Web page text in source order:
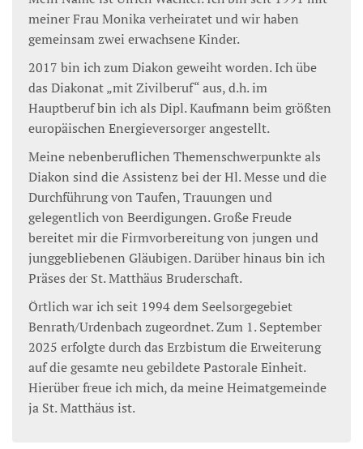
meiner Frau Monika verheiratet und wir haben
gemeinsam zwei erwachsene Kinder.
2017 bin ich zum Diakon geweiht worden. Ich übe
das Diakonat „mit Zivilberuf“ aus, d.h. im
Hauptberuf bin ich als Dipl. Kaufmann beim größten
europäischen Energieversorger angestellt.
Meine nebenberuflichen Themenschwerpunkte als
Diakon sind die Assistenz bei der Hl. Messe und die
Durchführung von Taufen, Trauungen und
gelegentlich von Beerdigungen. Große Freude
bereitet mir die Firmvorbereitung von jungen und
junggebliebenen Gläubigen. Darüber hinaus bin ich
Präses der St. Matthäus Bruderschaft.
Örtlich war ich seit 1994 dem Seelsorgegebiet
Benrath/Urdenbach zugeordnet. Zum 1. September
2025 erfolgte durch das Erzbistum die Erweiterung
auf die gesamte neu gebildete Pastorale Einheit.
Hierüber freue ich mich, da meine Heimatgemeinde
ja St. Matthäus ist.